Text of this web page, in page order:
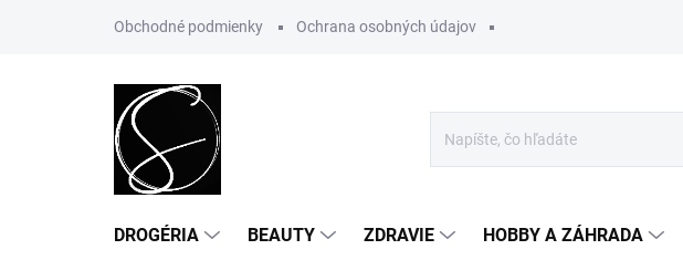
Obchodné podmienky Ochrana osobných údajov
DROGÉRIA BEAUTY ZDRAVIE HOBBY A ZÁHRADA